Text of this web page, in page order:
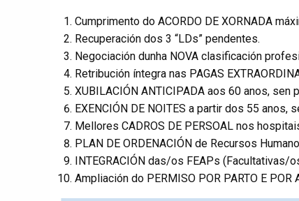
Cumprimento do ACORDO DE XORNADA
Recuperación dos 3 “LDs” pendentes.
Negociación dunha NOVA clasificación
Retribución íntegra nas PAGAS
XUBILACIÓN ANTICIPADA aos 60 anos, sen
EXENCIÓN DE NOITES a partir dos 55 anos,
Mellores CADROS DE PERSOAL nos
PLAN DE ORDENACIÓN de Recursos
INTEGRACIÓN das/os FEAPs
Ampliación do PERMISO POR PARTO E